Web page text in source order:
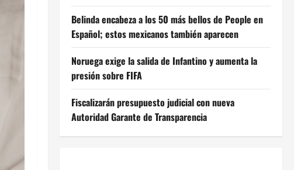
Belinda encabeza a los 50 más bellos de People en
Español; estos mexicanos también aparecen
Noruega exige la salida de Infantino y aumenta la
presión sobre FIFA
Fiscalizarán presupuesto judicial con nueva
Autoridad Garante de Transparencia